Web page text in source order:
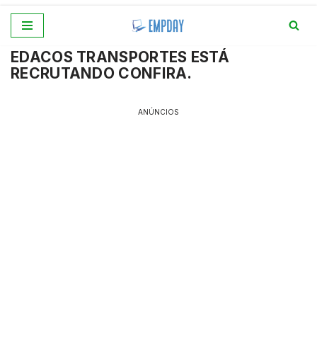
para
o
EDACOS TRANSPORTES ESTÁ
RECRUTANDO CONFIRA.
ANÚNCIOS